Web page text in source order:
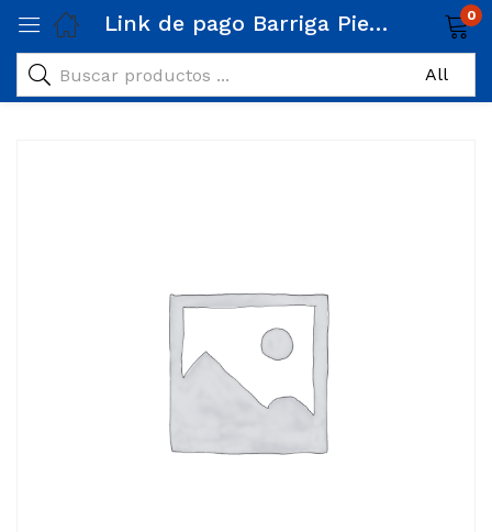
Link de pago Barriga Piedra Alejandra 3/3 0